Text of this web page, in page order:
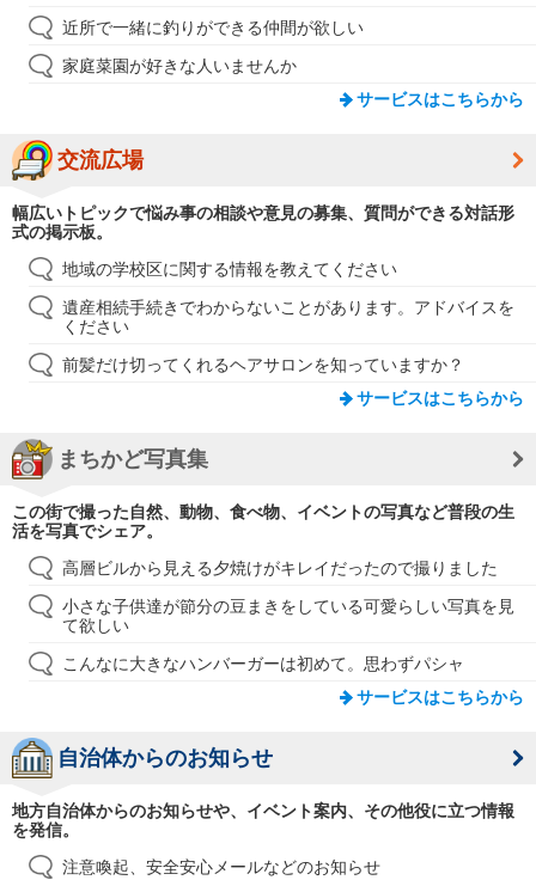
近所で一緒に釣りができる仲間が欲しい
家庭菜園が好きな人いませんか
サービスはこちらから
交流広場
幅広いトピックで悩み事の相談や意見の募集、質問ができる対話形
式の掲示板。
地域の学校区に関する情報を教えてください
遺産相続手続きでわからないことがあります。アドバイスを
ください
前髪だけ切ってくれるヘアサロンを知っていますか？
サービスはこちらから
まちかど写真集
この街で撮った自然、動物、食べ物、イベントの写真など普段の生
活を写真でシェア。
高層ビルから見える夕焼けがキレイだったので撮りました
小さな子供達が節分の豆まきをしている可愛らしい写真を見
て欲しい
こんなに大きなハンバーガーは初めて。思わずパシャ
サービスはこちらから
自治体からのお知らせ
地方自治体からのお知らせや、イベント案内、その他役に立つ情報
を発信。
注意喚起、安全安心メールなどのお知らせ